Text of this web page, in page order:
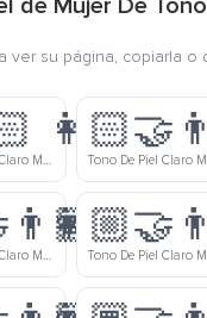
de Mujer De
ver su página, copiarla
Tono De Piel Claro Mujer Y Hombre Tomados De La Mano
Tono De Piel Claro Medio Mujer Y Tono De Piel Medio Moreno Hombre Tomados De La Mano